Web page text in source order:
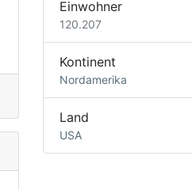
Einwohner
120.207
Kontinent
Nordamerika
Land
USA